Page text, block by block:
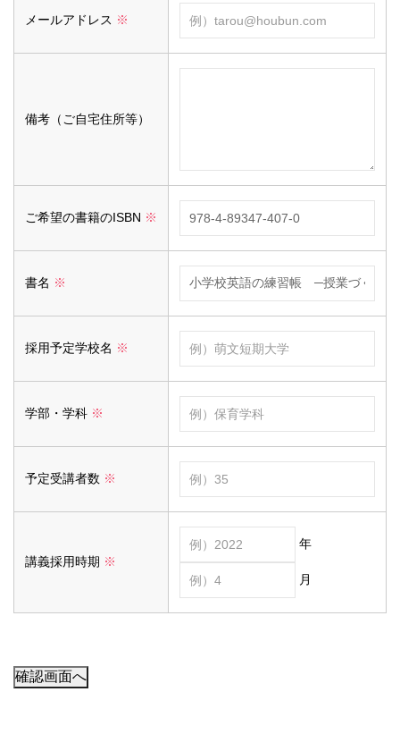
メールアドレス ※
備考（ご自宅住所等）
ご希望の書籍のISBN ※
書名 ※
採用予定学校名 ※
学部・学科 ※
予定受講者数 ※
講義採用時期 ※
年
月